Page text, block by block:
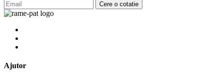
Cere o cotatie
Ajutor